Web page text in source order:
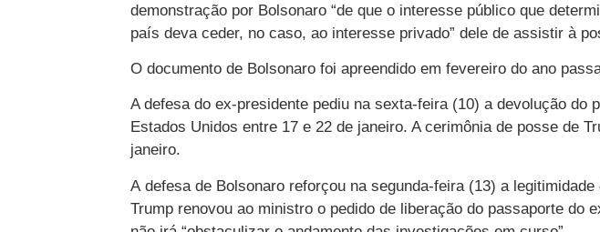
demonstração por Bolsonaro “de que o interesse público que
país deva ceder, no caso, ao interesse privado” dele de assistir à
O documento de Bolsonaro foi apreendido em fevereiro do ano
A defesa do ex-presidente pediu na sexta-feira (10) a devolução do
Estados Unidos entre 17 e 22 de janeiro. A cerimônia de posse de
janeiro.
A defesa de Bolsonaro reforçou na segunda-feira (13) a
Trump renovou ao ministro o pedido de liberação do passaporte do